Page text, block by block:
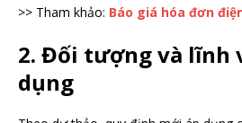
>> Tham khảo: Báo giá hóa đơn
2. Đối tượng và lĩnh
dụng